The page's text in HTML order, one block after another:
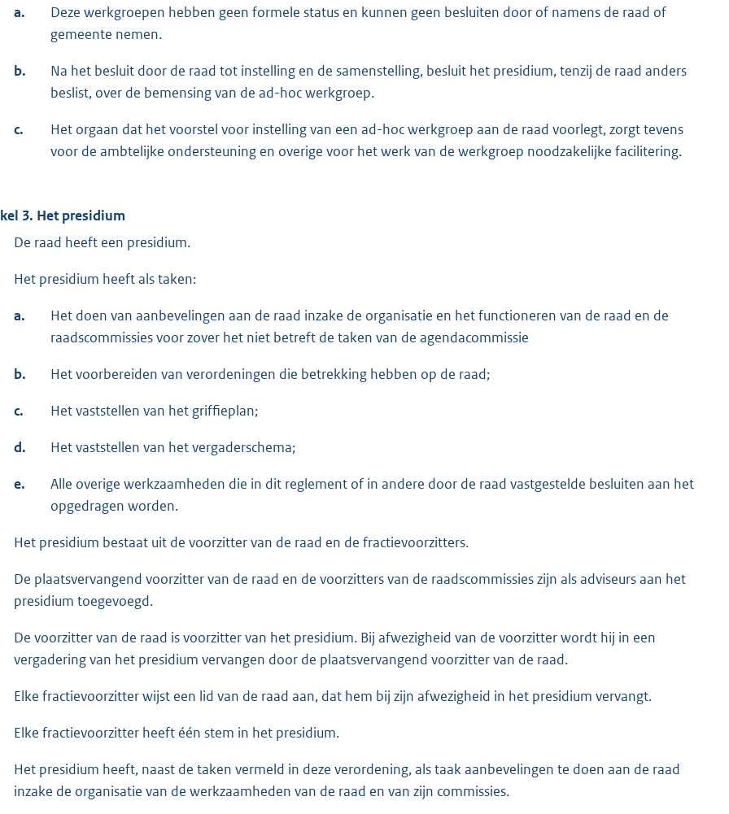
a.
Deze werkgroepen hebben geen formele status en kunnen geen besluiten door of namens de raad of
gemeente nemen.
b.
Na het besluit door de raad tot instelling en de samenstelling, besluit het presidium, tenzij de raad anders
beslist, over de bemensing van de ad-hoc werkgroep.
c.
Het orgaan dat het voorstel voor instelling van een ad-hoc werkgroep aan de raad voorlegt, zorgt tevens
voor de ambtelijke ondersteuning en overige voor het werk van de werkgroep noodzakelijke facilitering.
3. Het presidium
De raad heeft een presidium.
Het presidium heeft als taken:
a.
Het doen van aanbevelingen aan de raad inzake de organisatie en het functioneren van de raad en de
raadscommissies voor zover het niet betreft de taken van de agendacommissie
b. Het voorbereiden van verordeningen die betrekking hebben op de raad;
c. Het vaststellen van het griffieplan;
d. Het vaststellen van het vergaderschema;
e.
Alle overige werkzaamheden die in dit reglement of in andere door de raad vastgestelde besluiten aan het
opgedragen worden.
Het presidium bestaat uit de voorzitter van de raad en de fractievoorzitters.
De plaatsvervangend voorzitter van de raad en de voorzitters van de raadscommissies zijn als adviseurs aan het
presidium toegevoegd.
De voorzitter van de raad is voorzitter van het presidium. Bij afwezigheid van de voorzitter wordt hij in een
vergadering van het presidium vervangen door de plaatsvervangend voorzitter van de raad.
Elke fractievoorzitter wijst een lid van de raad aan, dat hem bij zijn afwezigheid in het presidium vervangt.
Elke fractievoorzitter heeft één stem in het presidium.
Het presidium heeft, naast de taken vermeld in deze verordening, als taak aanbevelingen te doen aan de raad
inzake de organisatie van de werkzaamheden van de raad en van zijn commissies.